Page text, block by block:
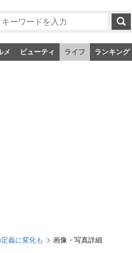
メ ビューティ ライフ ランキング
義に変化も 画像・写真詳細